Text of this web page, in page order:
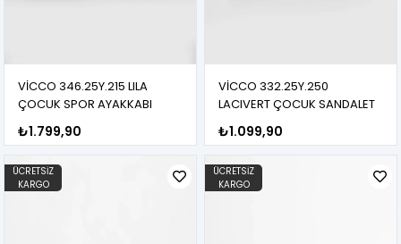
VİCCO 346.25Y.215 LILA
ÇOCUK SPOR AYAKKABI
₺1.799,90
VİCCO 332.25Y.250
LACIVERT ÇOCUK SANDALET
₺1.099,90
ÜCRETSIZ
KARGO
ÜCRETSIZ
KARGO